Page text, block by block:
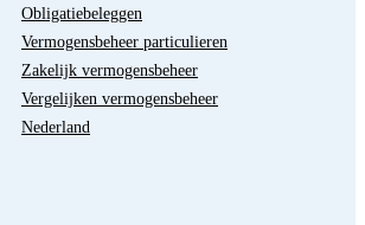
Obligatiebeleggen
Vermogensbeheer particulieren
Zakelijk vermogensbeheer
Vergelijken vermogensbeheer
Nederland